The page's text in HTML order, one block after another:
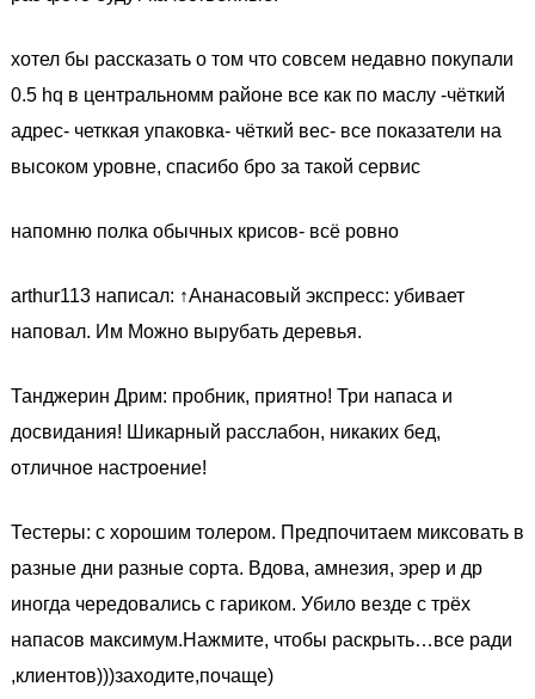
хотел бы рассказать о том что совсем недавно покупали
0.5 hq в центральномм районе все как по маслу -чёткий
адрес- четккая упаковка- чёткий вес- все показатели на
высоком уровне, спасибо бро за такой сервис
напомню полка обычных крисов- всё ровно
arthur113 написал: ↑Ананасовый экспресс: убивает
наповал. Им Можно вырубать деревья.
Танджерин Дрим: пробник, приятно! Три напаса и
досвидания! Шикарный расслабон, никаких бед,
отличное настроение!
Тестеры: с хорошим толером. Предпочитаем миксовать в
разные дни разные сорта. Вдова, амнезия, эрер и др
иногда чередовались с гариком. Убило везде с трёх
напасов максимум.Нажмите, чтобы раскрыть…все ради
,клиентов)))заходите,почаще)